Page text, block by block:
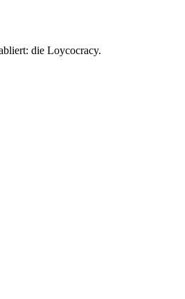
die Loycocracy.